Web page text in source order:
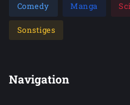
Comedy Manga
Sonstiges
Navigation